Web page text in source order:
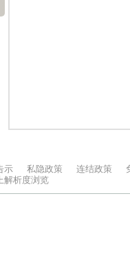
示 私隐政策 连结政策
解析度浏览